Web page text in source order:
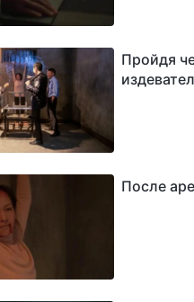
Пройдя
После